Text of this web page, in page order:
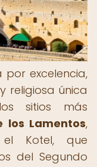
excelencia,
religiosa única
sitios más
los Lamentos,
Kotel, que
del Segundo